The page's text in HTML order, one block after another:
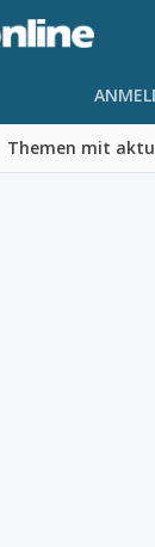
Themen mit